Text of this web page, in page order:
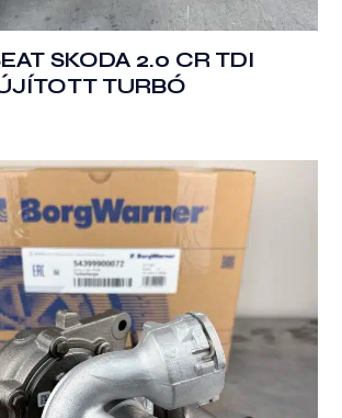
SKODA 2.0 CR TDI
TURBÓ